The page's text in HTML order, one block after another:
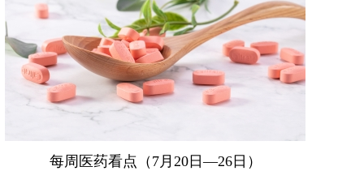
每周医药看点（7月20日—26日）